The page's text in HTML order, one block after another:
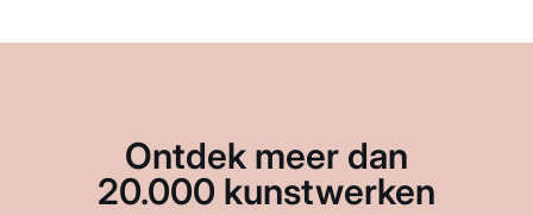
Ontdek meer dan
20.000 kunstwerken